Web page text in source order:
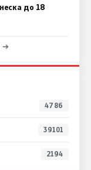
до 18
→
4786
39101
2194